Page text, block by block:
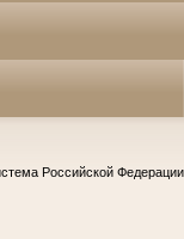
Российской